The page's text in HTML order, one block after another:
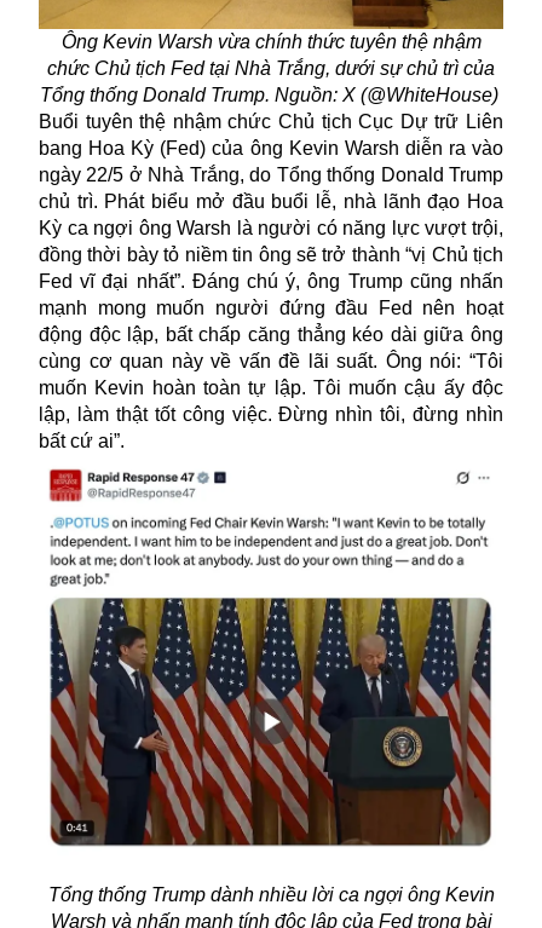
Ông Kevin Warsh vừa chính thức tuyên thệ nhậm
chức Chủ tịch Fed tại Nhà Trắng, dưới sự chủ trì của
Tổng thống Donald Trump. Nguồn: X (@WhiteHouse)
Buổi tuyên thệ nhậm chức Chủ tịch Cục Dự trữ Liên
bang Hoa Kỳ (Fed) của ông Kevin Warsh diễn ra vào
ngày 22/5 ở Nhà Trắng, do Tổng thống Donald Trump
chủ trì. Phát biểu mở đầu buổi lễ, nhà lãnh đạo Hoa
Kỳ ca ngợi ông Warsh là người có năng lực vượt trội,
đồng thời bày tỏ niềm tin ông sẽ trở thành “vị Chủ tịch
Fed vĩ đại nhất”. Đáng chú ý, ông Trump cũng nhấn
mạnh mong muốn người đứng đầu Fed nên hoạt
động độc lập, bất chấp căng thẳng kéo dài giữa ông
cùng cơ quan này về vấn đề lãi suất. Ông nói: “Tôi
muốn Kevin hoàn toàn tự lập. Tôi muốn cậu ấy độc
lập, làm thật tốt công việc. Đừng nhìn tôi, đừng nhìn
bất cứ ai”.
Tổng thống Trump dành nhiều lời ca ngợi ông Kevin
Warsh và nhấn mạnh tính độc lập của Fed trong bài